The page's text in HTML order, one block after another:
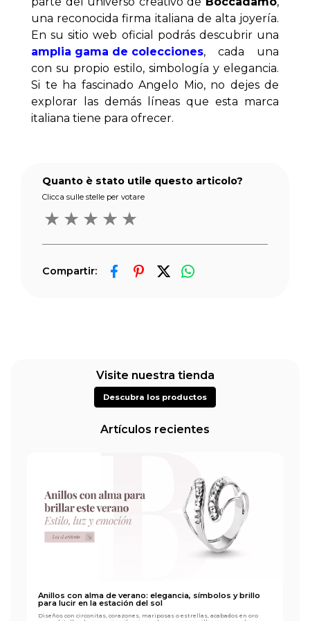
una reconocida firma italiana de alta joyería.
En su sitio web oficial podrás descubrir una
amplia gama de colecciones, cada una
con su propio estilo, simbología y elegancia.
Si te ha fascinado Angelo Mio, no dejes de
explorar las demás líneas que esta marca
italiana tiene para ofrecer.
Quanto è stato utile questo articolo?
Clicca sulle stelle per votare
★ ★ ★ ★ ★
Compartir:
Visite nuestra tienda
Descubra los productos
Artículos recientes
Anillos con alma de verano: elegancia, símbolos y brillo
para lucir en la estación del sol
Diseños con circonitas, corazones, mariposas o estrellas, acabados en oro